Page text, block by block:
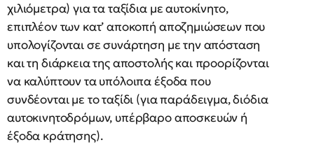
χιλιόμετρα) για τα ταξίδια με αυτοκίνητο,
επιπλέον των κατ’ αποκοπή αποζημιώσεων που
υπολογίζονται σε συνάρτηση με την απόσταση
και τη διάρκεια της αποστολής και προορίζονται
να καλύπτουν τα υπόλοιπα έξοδα που
συνδέονται με το ταξίδι (για παράδειγμα, διόδια
αυτοκινητοδρόμων, υπέρβαρο αποσκευών ή
έξοδα κράτησης).